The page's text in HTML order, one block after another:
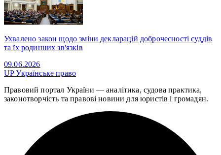
Ухвалено закон щодо зміни декларацій доброчесності суддів
та їх родинних зв'язків
09.06.2026
UPУкраїнське право
Правовий портал України — аналітика, судова практика,
законотворчість та правові новини для юристів і громадян.